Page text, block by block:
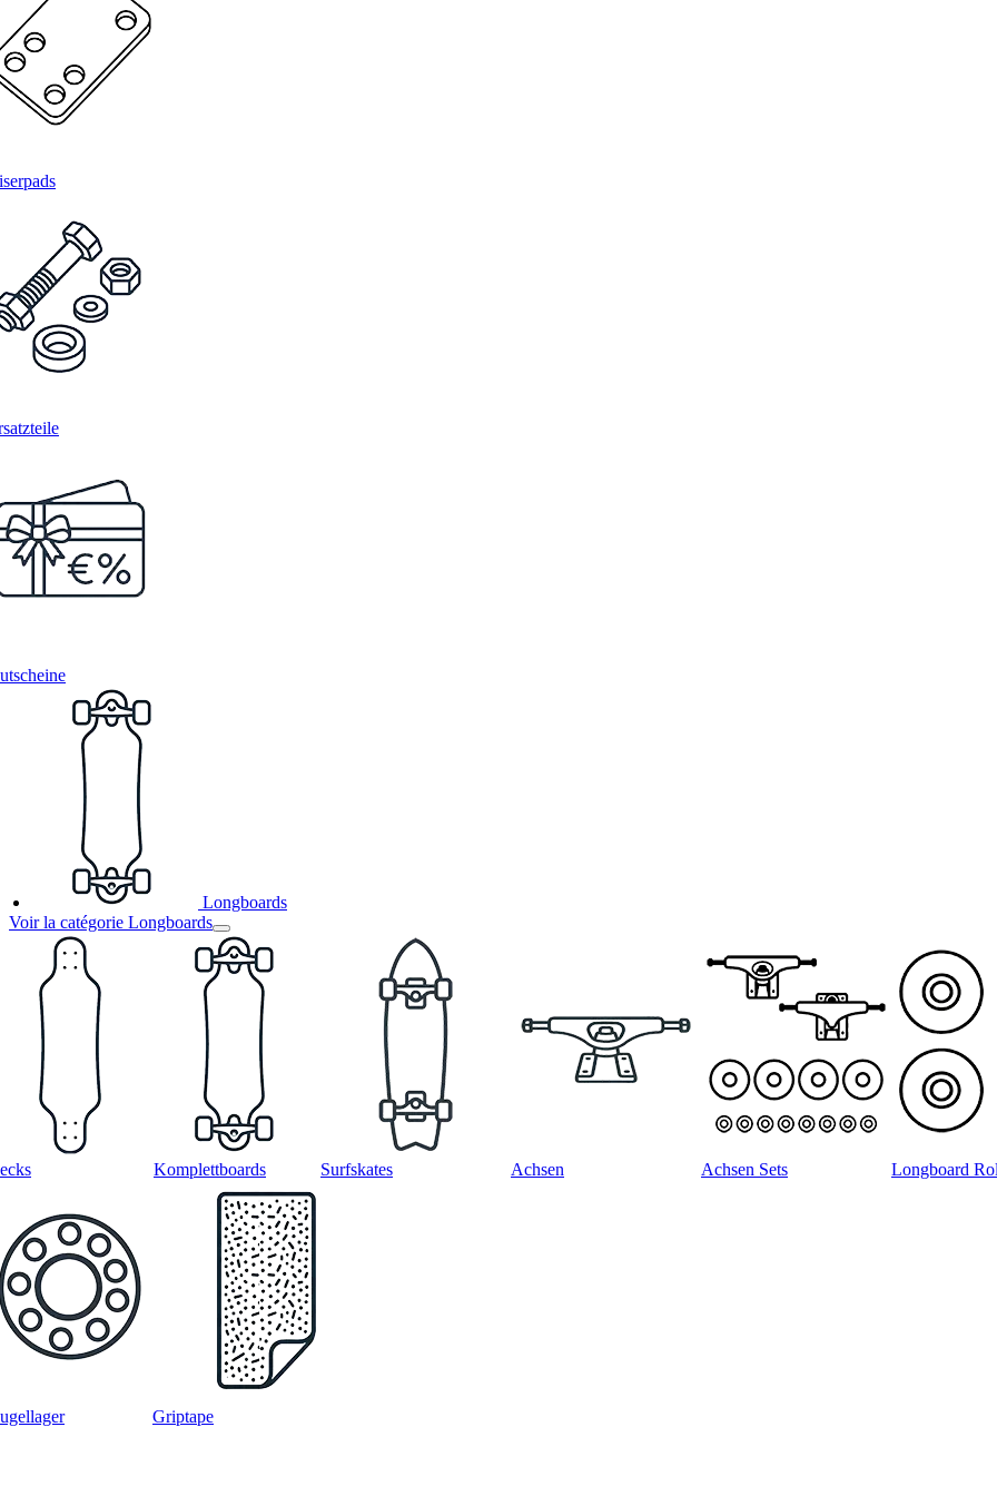
Longboards
Voir la catégorie Longboards
Komplettboards Surfskates Achsen Achsen Sets Longboard
Griptape